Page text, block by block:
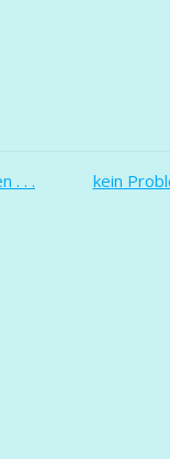
. . . kein